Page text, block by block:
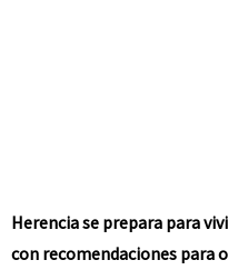
Herencia se prepara para
con recomendaciones para